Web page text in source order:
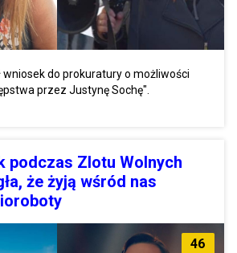
wniosek do prokuratury o możliwości
przez Justynę Sochę".
podczas Zlotu Wolnych
że żyją wśród nas
46